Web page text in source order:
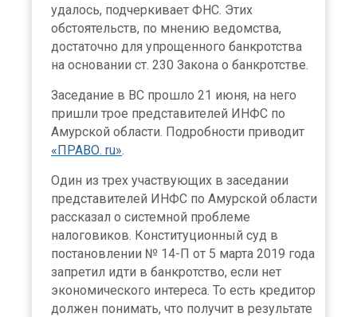
удалось, подчеркивает ФНС. Этих
обстоятельств, по мнению ведомства,
достаточно для упрощенного банкротства
на основании ст. 230 Закона о банкротстве.
Заседание в ВС прошло 21 июня, на него
пришли трое представителей ИНФС по
Амурской области. Подробности приводит
«ПРАВО. ru»
Один из трех участвующих в заседании
представителей ИНФС по Амурской области
рассказал о системной проблеме
налоговиков. Конституционный суд в
постановлении № 14-П от 5 марта 2019 года
запретил идти в банкротство, если нет
экономического интереса. То есть кредитор
должен понимать, что получит в результате